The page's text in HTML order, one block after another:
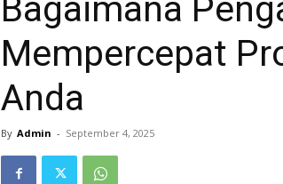
Bagaimana
Mempercepat
Anda
By Admin - September 4, 2025